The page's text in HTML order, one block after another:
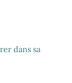
dans sa